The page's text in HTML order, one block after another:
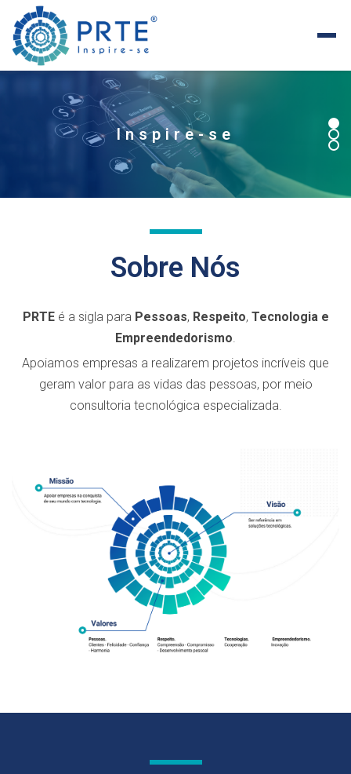
Inspira-te
Sobre Nós
PRTEé a sigla para Pessoas, Respeito, Tecnologia e
Empreendedorismo.
Apoiamos empresas a realizarem projetos incríveis que
geram valor para as vidas das pessoas, por meio
consultoria tecnológica especializada.